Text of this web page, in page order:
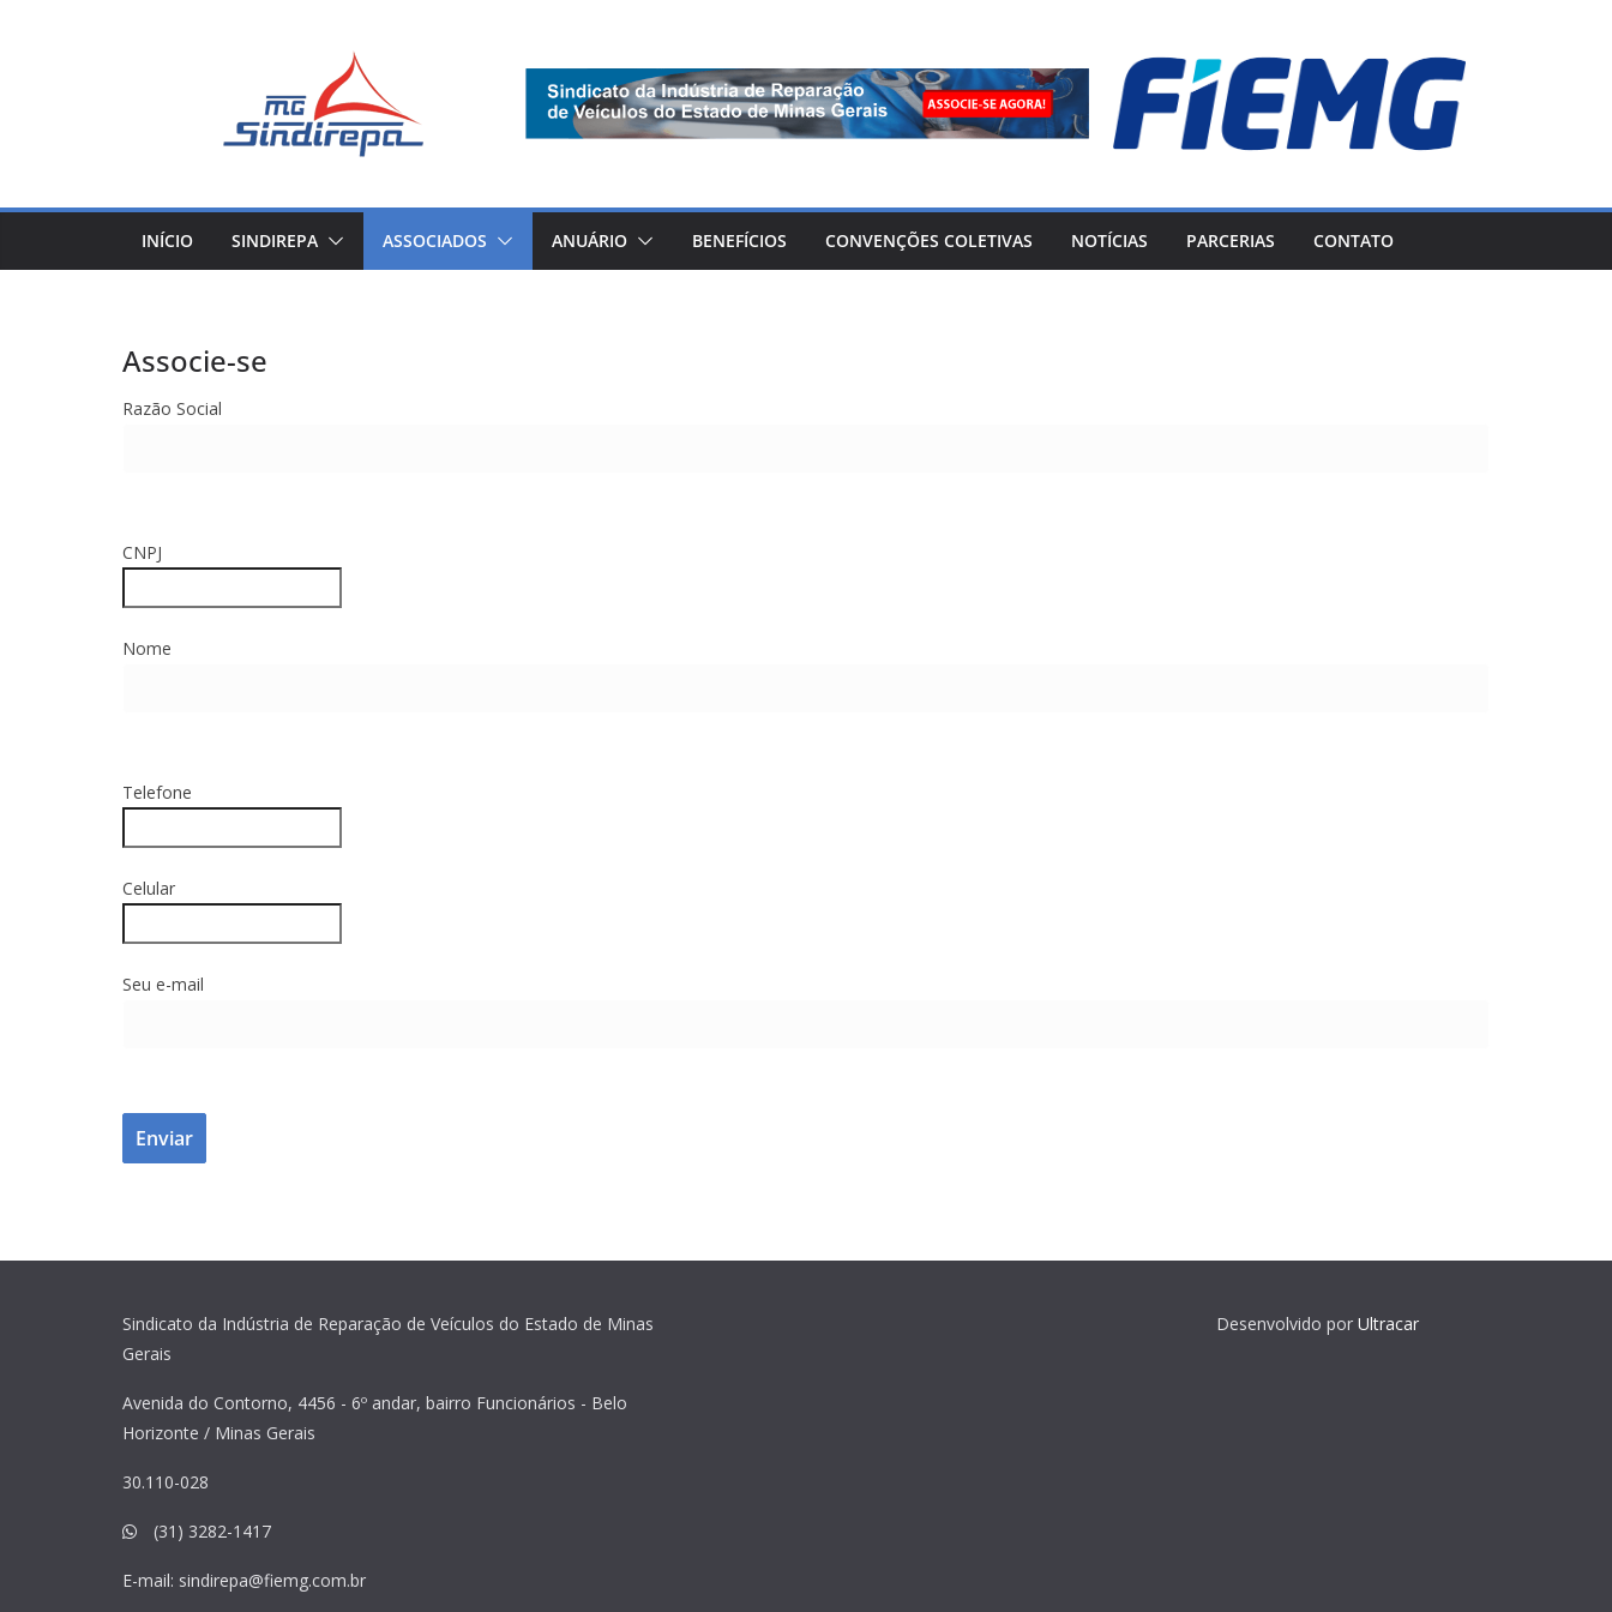
INÍCIO SINDIREPA ASSOCIADOS ANUÁRIO BENEFÍCIOS CONVENÇÕES COLETIVAS NOTÍCIAS PARCERIAS CONTATO
Associe-se
Razão Social
CNPJ
Nome
Telefone
Celular
Seu e-mail
Sindicato da Indústria de Reparação de Veículos do Estado de Minas
Gerais
Avenida do Contorno, 4456 - 6º andar, bairro Funcionários - Belo
Horizonte / Minas Gerais
30.110-028
(31) 3282-1417
E-mail: sindirepa@fiemg.com.br
Desenvolvido por Ultracar